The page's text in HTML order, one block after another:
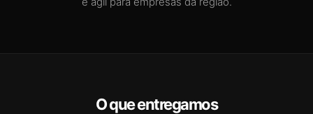
O que entregamos